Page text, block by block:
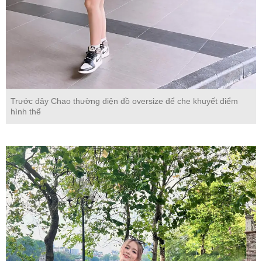
Trước đây Chao thường diện đồ oversize để che khuyết điểm
hình thể